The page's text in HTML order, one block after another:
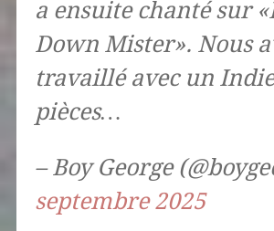
a ensuite chanté sur
Down Mister». Nous
travaillé avec un
pièces…
– Boy George
septembre 2025